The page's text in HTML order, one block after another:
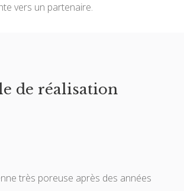
vers un partenaire.
de réalisation
très poreuse après des années